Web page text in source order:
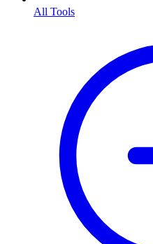
All Tools